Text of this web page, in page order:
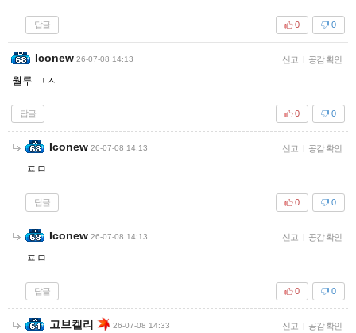
답글 0
0
Iconew 26-07-08 14:13 신고 | 공감 확인
월루 ㄱㅅ
답글 0
0
Iconew 26-07-08 14:13 신고 | 공감 확인
ㅍㅁ
답글 0
0
Iconew 26-07-08 14:13 신고 | 공감 확인
ㅍㅁ
답글 0
0
고브켈리 26-07-08 14:33 신고 | 공감 확인